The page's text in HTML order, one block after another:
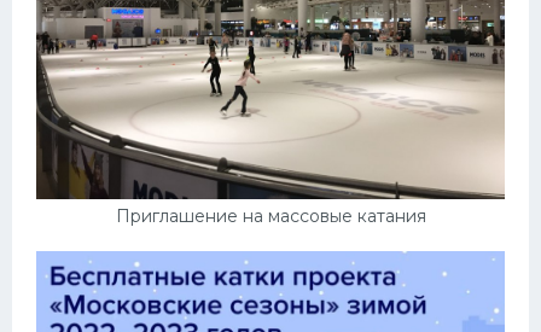
Приглашение на массовые катания